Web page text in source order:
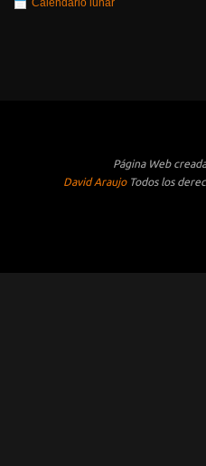
Calendario lunar
Página Web
David AraujoTodos los